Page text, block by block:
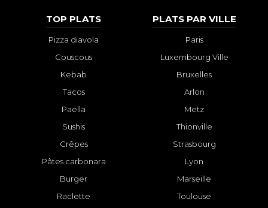
TOP PLATS
Pizza diavola
Couscous
Kebab
Tacos
Paëlla
Sushis
Crêpes
Pâtes carbonara
Burger
Raclette
PLATS PAR VILLE
Paris
Luxembourg Ville
Bruxelles
Arlon
Metz
Thionville
Strasbourg
Lyon
Marseille
Toulouse